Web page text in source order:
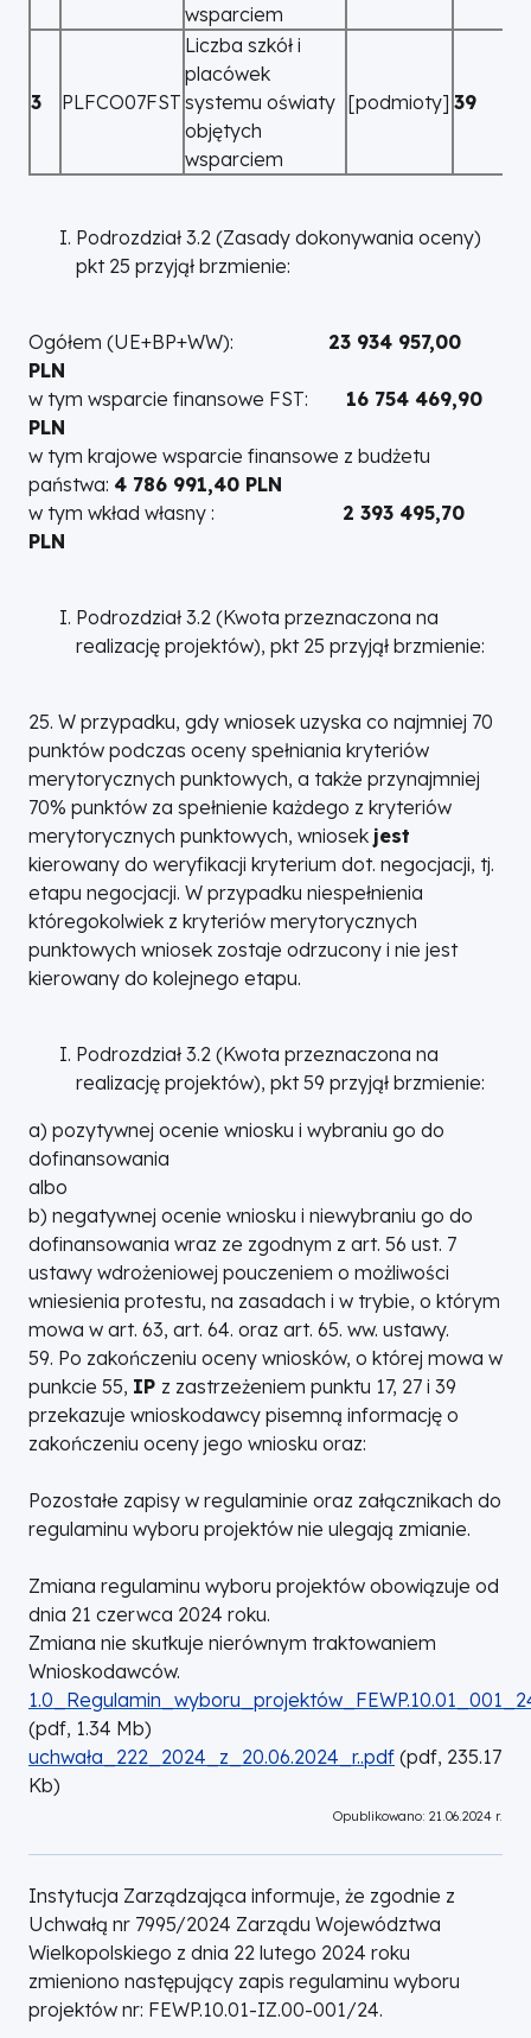
wsparciem
3 PLFCO07FST
Liczba szkół i
placówek
systemu oświaty
objętych
wsparciem
[podmioty] 39
Podrozdział 3.2 (Zasady dokonywania oceny)
pkt 25 przyjął brzmienie:
Ogółem (UE+BP+WW): 23 934 957,00
PLN
w tym wsparcie finansowe FST: 16 754 469,90
PLN
w tym krajowe wsparcie finansowe z budżetu
państwa: 4 786 991,40 PLN
w tym wkład własny : 2 393 495,70
PLN
Podrozdział 3.2 (Kwota przeznaczona na
realizację projektów), pkt 25 przyjął brzmienie:
25. W przypadku, gdy wniosek uzyska co najmniej 70
punktów podczas oceny spełniania kryteriów
merytorycznych punktowych, a także przynajmniej
70% punktów za spełnienie każdego z kryteriów
merytorycznych punktowych, wniosek jest
kierowany do weryfikacji kryterium dot. negocjacji, tj.
etapu negocjacji. W przypadku niespełnienia
któregokolwiek z kryteriów merytorycznych
punktowych wniosek zostaje odrzucony i nie jest
kierowany do kolejnego etapu.
Podrozdział 3.2 (Kwota przeznaczona na
realizację projektów), pkt 59 przyjął brzmienie:
a) pozytywnej ocenie wniosku i wybraniu go do
dofinansowania
albo
b) negatywnej ocenie wniosku i niewybraniu go do
dofinansowania wraz ze zgodnym z art. 56 ust. 7
ustawy wdrożeniowej pouczeniem o możliwości
wniesienia protestu, na zasadach i w trybie, o którym
mowa w art. 63, art. 64. oraz art. 65. ww. ustawy.
59. Po zakończeniu oceny wniosków, o której mowa w
punkcie 55, IP z zastrzeżeniem punktu 17, 27 i 39
przekazuje wnioskodawcy pisemną informację o
zakończeniu oceny jego wniosku oraz:
Pozostałe zapisy w regulaminie oraz załącznikach do
regulaminu wyboru projektów nie ulegają zmianie.
Zmiana regulaminu wyboru projektów obowiązuje od
dnia 21 czerwca 2024 roku.
Zmiana nie skutkuje nierównym traktowaniem
Wnioskodawców.
DOKUMENT
(pdf, 1.34 Mb)
DOKUMENT
uchwała_222_2024_z_20.06.2024_r..pdf (pdf, 235.17
Kb)
Opublikowano: 21.06.2024 r.
Instytucja Zarządzająca informuje, że zgodnie z
Uchwałą nr 7995/2024 Zarządu Województwa
Wielkopolskiego z dnia 22 lutego 2024 roku
zmieniono następujący zapis regulaminu wyboru
projektów nr: FEWP.10.01-IZ.00-001/24.